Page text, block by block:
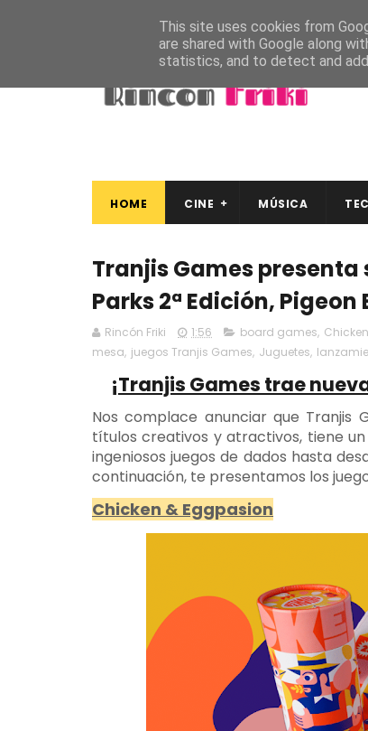
HOME CINE MÚSICA
Tranjis Games
Parks 2ª Edición, Pigeon
Rincón Friki 1:56 board games,
mesa, juegos Tranjis Games, Juguetes,
¡Tranjis Games trae
Nos complace anunciar que Tranjis
títulos creativos y atractivos, tiene
ingeniosos juegos de dados hasta
continuación, te presentamos los
Chicken & Eggpasion
This site uses cookies from
are shared with Google along
statistics, and to detect and